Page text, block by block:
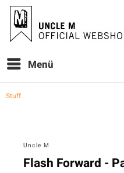
Menü
Stuff
Uncle M
Flash Forward -